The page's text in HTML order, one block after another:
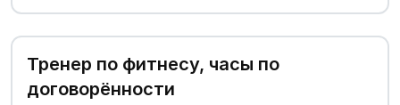
Тренер по фитнесу, часы по
договорённости